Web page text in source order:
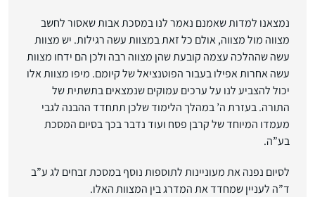
נמצאנו למדות שאמנם נאמר לנו במסכת אבות שאסור לחשב
מצווה מול מצווה, אולם כל זאת במצוות עשה רגילות. יש מצוות
עשה שההלכה עצמה קובעת שהן מצווה רבה ולכן הם ידחו מצוות
עשה אחרות אפילו בעבור הפוטנציאל של קיומם. מיפו מצוות אלו
יכול להצביע לנו על ערכים עמוקים שנמצאים בתשתית של
התורה. בעזרת ה’ במהלך הלימוד שלכן תתחדד ההבנה לגבי
מעמדו המיוחד של קרבן פסח ועוד נדבר בכך בסיום המסכת
בע”ה.
לסיום נפנה את מעוניינות לתוספות נוסף במסכת זבחים לג ע”ב
ד”ה לעניין שמחדד את המדרג בין המצוות האלו.